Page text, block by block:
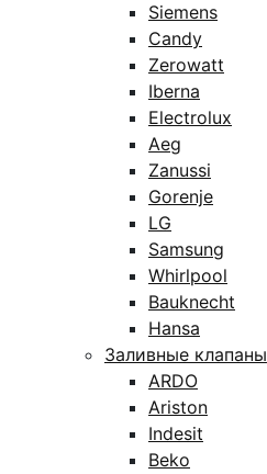
Siemens
Candy
Zerowatt
Iberna
Electrolux
Aeg
Zanussi
Gorenje
LG
Samsung
Whirlpool
Bauknecht
Hansa
Заливные клапаны
ARDO
Ariston
Indesit
Beko